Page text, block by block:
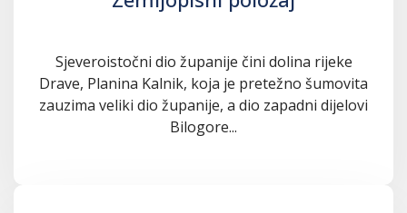
Sjeveroistočni dio županije čini dolina rijeke
Drave, Planina Kalnik, koja je pretežno šumovita
zauzima veliki dio županije, a dio zapadni dijelovi
Bilogore...